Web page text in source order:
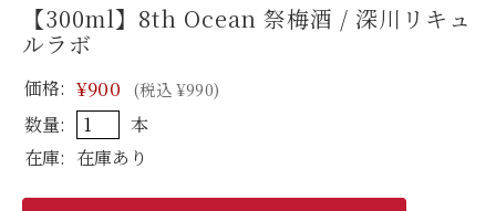
【300ml】8th Ocean 祭梅酒 / 深川リキュ
ルラボ
価格: ¥900 (税込 ¥990)
数量:
本
在庫: 在庫あり